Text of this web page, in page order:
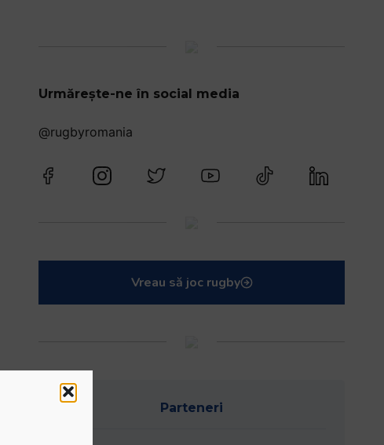
Urmărește-ne în social media
@rugbyromania
Vreau să joc rugby
Parteneri